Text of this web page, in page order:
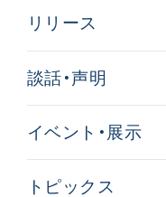
リリース
談話・声明
イベント・展示
トピックス